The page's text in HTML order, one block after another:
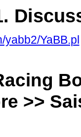
yabb2/YaBB.pl
>>